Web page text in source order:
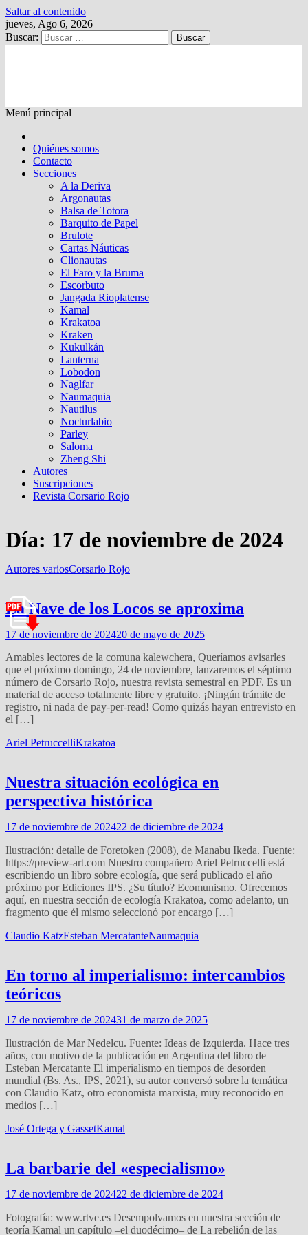
Saltar al contenido
jueves, Ago 6, 2026
Buscar:
Menú principal
Quiénes somos
Contacto
Secciones
A la Deriva
Argonautas
Balsa de Totora
Barquito de Papel
Brulote
Cartas Náuticas
Clionautas
El Faro y la Bruma
Escorbuto
Jangada Rioplatense
Kamal
Krakatoa
Kraken
Kukulkán
Lanterna
Lobodon
Naglfar
Naumaquia
Nautilus
Nocturlabio
Parley
Saloma
Zheng Shi
Autores
Suscripciones
Revista Corsario Rojo
Día: 17 de noviembre de 2024
Autores variosCorsario Rojo
La Nave de los Locos se aproxima
17 de noviembre de 202420 de mayo de 2025
Amables lectores de la comuna kalewchera, Queríamos avisarles
que el próximo domingo, 24 de noviembre, lanzaremos el séptimo
número de Corsario Rojo, nuestra revista semestral en PDF. Es un
material de acceso totalmente libre y gratuito. ¡Ningún trámite de
registro, ni nada de pay-per-read! Como quizás hayan entrevisto en
el […]
Ariel PetruccelliKrakatoa
Nuestra situación ecológica en
perspectiva histórica
17 de noviembre de 202422 de diciembre de 2024
Ilustración: detalle de Foretoken (2008), de Manabu Ikeda. Fuente:
https://preview-art.com Nuestro compañero Ariel Petruccelli está
escribiendo un libro sobre ecología, que será publicado el año
próximo por Ediciones IPS. ¿Su título? Ecomunismo. Ofrecemos
aquí, en nuestra sección de ecología Krakatoa, como adelanto, un
fragmento que él mismo seleccionó por encargo […]
Claudio KatzEsteban MercatanteNaumaquia
En torno al imperialismo: intercambios
teóricos
17 de noviembre de 202431 de marzo de 2025
Ilustración de Mar Nedelcu. Fuente: Ideas de Izquierda. Hace tres
años, con motivo de la publicación en Argentina del libro de
Esteban Mercatante El imperialismo en tiempos de desorden
mundial (Bs. As., IPS, 2021), su autor conversó sobre la temática
con Claudio Katz, otro economista marxista, muy reconocido en
medios […]
José Ortega y GassetKamal
La barbarie del «especialismo»
17 de noviembre de 202422 de diciembre de 2024
Fotografía: www.rtve.es Desempolvamos en nuestra sección de
teoría Kamal un capítulo –el duodécimo– de La rebelión de las